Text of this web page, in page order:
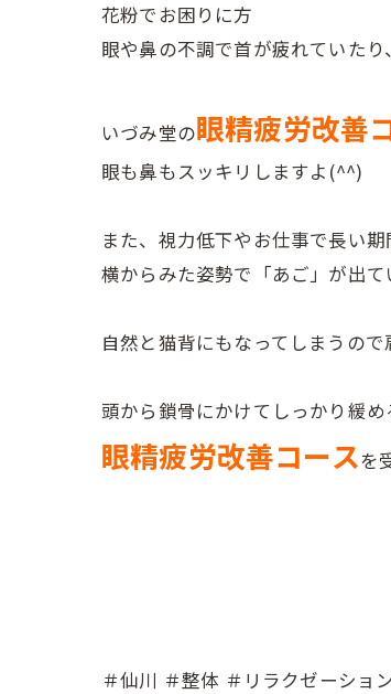
花粉でお困りに方
眼や鼻の不調で首が疲れていた
いづみ堂の眼精疲労改善
眼も鼻もスッキリしますよ(^^)
また、視力低下やお仕事で長い期
横からみた姿勢で「あご」が出て
自然と猫背にもなってしまうので
頭から鎖骨にかけてしっかり緩め
眼精疲労改善コースを
＃仙川 ＃整体 ＃リラクゼーショ